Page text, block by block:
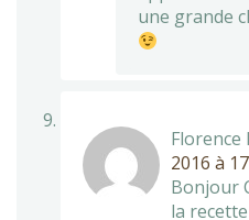
une grande
Florence
2016 à
Bonjour
la